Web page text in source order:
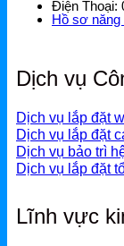
Điện Thoại:
Hồ sơ năng
Dịch vụ
Dịch vụ lắp đặt
Dịch vụ lắp đặt
Dịch vụ bảo trì
Dịch vụ lắp đặt
Lĩnh vực